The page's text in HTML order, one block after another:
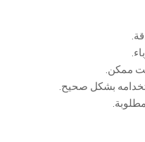
.
.
ممكن.
بشكل صحيح.
.